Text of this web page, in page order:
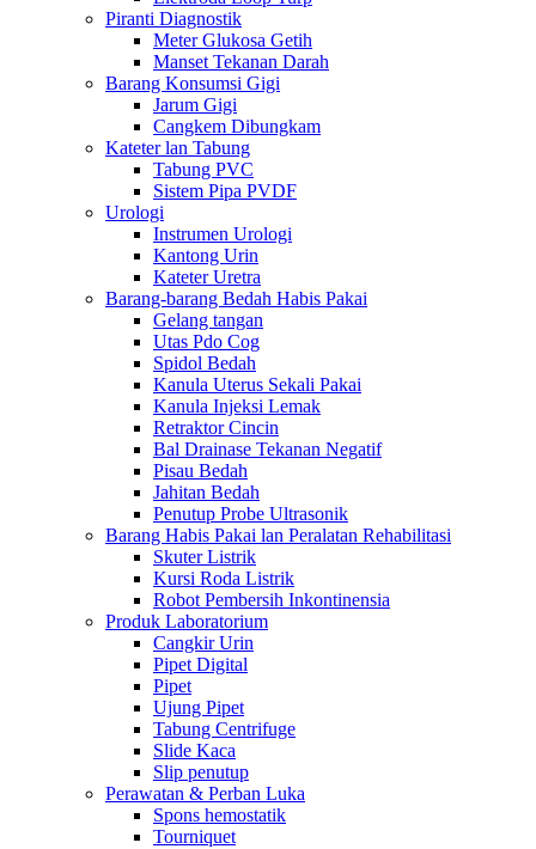
Piranti Diagnostik
Meter Glukosa Getih
Manset Tekanan Darah
Barang Konsumsi Gigi
Jarum Gigi
Cangkem Dibungkam
Kateter lan Tabung
Tabung PVC
Sistem Pipa PVDF
Urologi
Instrumen Urologi
Kantong Urin
Kateter Uretra
Barang-barang Bedah Habis Pakai
Gelang tangan
Utas Pdo Cog
Spidol Bedah
Kanula Uterus Sekali Pakai
Kanula Injeksi Lemak
Retraktor Cincin
Bal Drainase Tekanan Negatif
Pisau Bedah
Jahitan Bedah
Penutup Probe Ultrasonik
Barang Habis Pakai lan Peralatan Rehabilitasi
Skuter Listrik
Kursi Roda Listrik
Robot Pembersih Inkontinensia
Produk Laboratorium
Cangkir Urin
Pipet Digital
Pipet
Ujung Pipet
Tabung Centrifuge
Slide Kaca
Slip penutup
Perawatan & Perban Luka
Spons hemostatik
Tourniquet